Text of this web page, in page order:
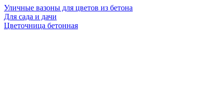
Уличные вазоны для цветов из бетона
Для сада и дачи
Цветочница бетонная